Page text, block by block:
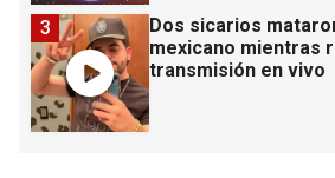
Dos sicarios
mexicano mientras
transmisión en vivo
3